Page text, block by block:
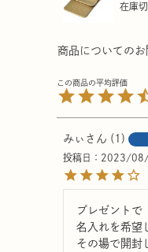
在庫
商品についてのお
みぃ 1
投稿日
2023/
プレゼントで
名入れを希望
その場で開封